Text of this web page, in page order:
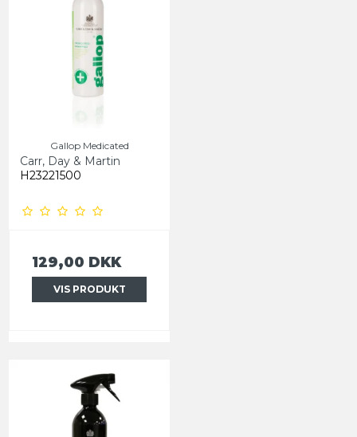
Gallop Medicated
Carr, Day & Martin
H23221500
129,00 DKK
VIS PRODUKT